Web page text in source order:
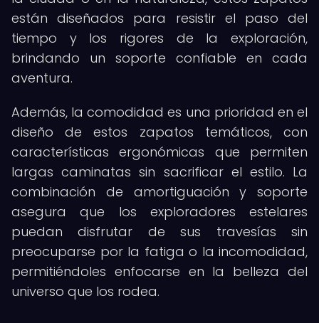
están diseñados para resistir el paso del
tiempo y los rigores de la exploración,
brindando un soporte confiable en cada
aventura.
Además, la comodidad es una prioridad en el
diseño de estos zapatos temáticos, con
características ergonómicas que permiten
largas caminatas sin sacrificar el estilo. La
combinación de amortiguación y soporte
asegura que los exploradores estelares
puedan disfrutar de sus travesías sin
preocuparse por la fatiga o la incomodidad,
permitiéndoles enfocarse en la belleza del
universo que los rodea.